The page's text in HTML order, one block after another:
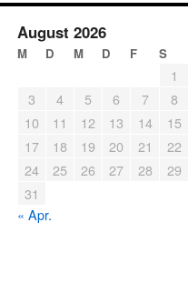
August 2026
M D M D F S
1
3
4 5 6 7
8
10
11 12 13 14
15
17
18 19 20 21
22
24
25 26 27 28
29
31
« Apr.